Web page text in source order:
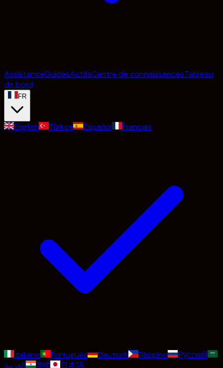
AssistanceGuidesActifsCentre de connaissancesTableau
de bord
FR
English Türkçe Español Français
Italiano Português Deutsch Filippino
Русский
العربية
हिन्दी
日本語